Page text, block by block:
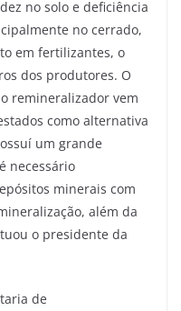
no solo e deficiência
no cerrado,
em fertilizantes, o
dos produtores. O
remineralizador vem
como alternativa
um grande
necessário
minerais com
além da
o presidente da
de